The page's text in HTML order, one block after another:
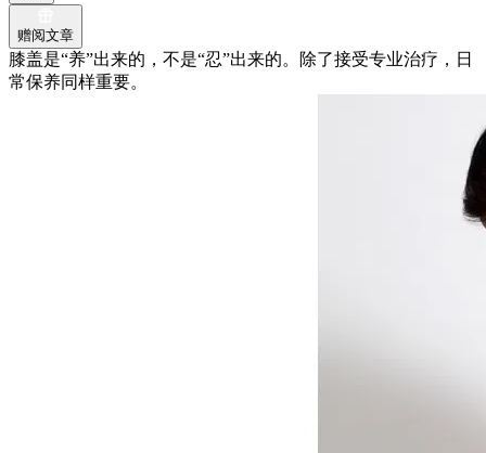
赠阅文章
膝盖是“养”出来的，不是“忍”出来的。除了接受专业治疗，日
常保养同样重要。